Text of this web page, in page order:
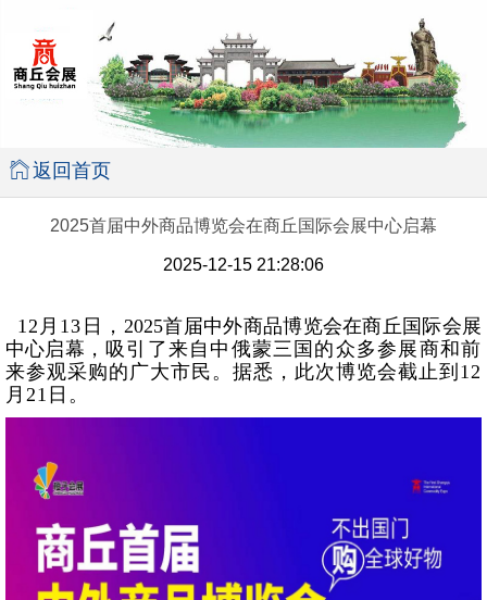
返回首页
2025首届中外商品博览会在商丘国际会展中心启幕
2025-12-15 21:28:06
12月13日， 2025首届中外商品博览会在商丘国际会展
中心启幕 ，吸引了来自中俄蒙三国的众多参展商和前
来参观采购的广大市民。据悉，此次博览会截止到12
月21日。